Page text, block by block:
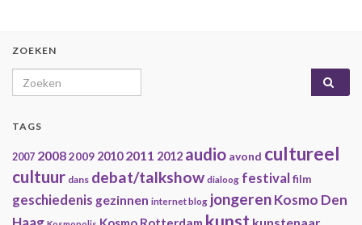
ZOEKEN
Search for:
TAGS
2007 20082009 2010 2011 2012 audio avond cultureel
cultuur dans debat/talkshow dialoog festival film
geschiedenis gezinnen internet blog jongerenKosmo Den